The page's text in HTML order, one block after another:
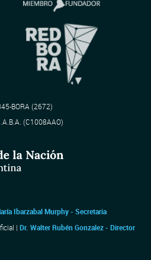
BORA (2672)
(C1008AAO)
Ibarzabal Murphy - Secretaria
| Dr. Walter Rubén Gonzalez - Director